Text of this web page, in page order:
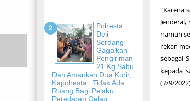
Polresta
Deli
Serdang
Gagalkan
Pengiriman
21 Kg Sabu
Dan Amankan Dua Kurir,
Kapolresta : Tidak Ada
Ruang Bagi Pelaku
Peredaran Gelap
"Karena
namun
rekan
sebagai
kepada
(7/9/